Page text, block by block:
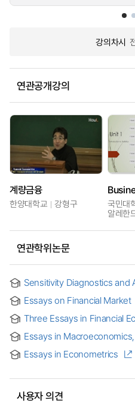
강의차시
연관공개강의
계량금융
한양대학교 강형구
국민대
알레한
연관학위논문
Sensitivity Diagnostics and
Essays on Financial Market
Three Essays in Financial
Essays in
Essays in Econometrics
사용자 의견